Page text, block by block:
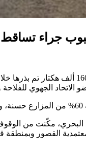
قدّرت المساحات المتضررة جراء تساقط البرد مطلع الأسبوع الجاري
البحري، مكّنت من